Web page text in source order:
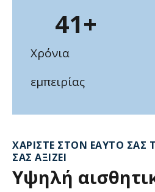
ΧΑΡΊΣΤΕ ΣΤΟΝ ΕΑΥΤΌ
ΣΑΣ ΑΞΊΖΕΙ
Υψηλή
Χρόνια
εμπειρίας
41+